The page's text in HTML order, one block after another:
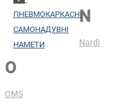
ПНЕВМОКАРКАСНІ
САМОНАДУВНІ
НАМЕТИ
N
Nardi
O
OMS